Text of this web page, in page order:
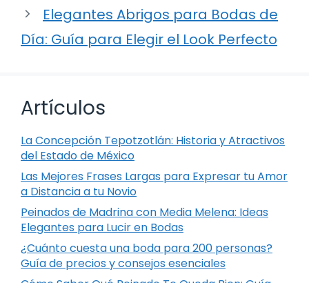
Elegantes Abrigos para Bodas de
Día: Guía para Elegir el Look Perfecto
Artículos
La Concepción Tepotzotlán: Historia y Atractivos
del Estado de México
Las Mejores Frases Largas para Expresar tu Amor
a Distancia a tu Novio
Peinados de Madrina con Media Melena: Ideas
Elegantes para Lucir en Bodas
¿Cuánto cuesta una boda para 200 personas?
Guía de precios y consejos esenciales